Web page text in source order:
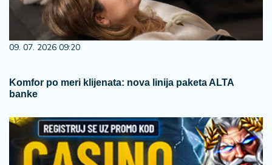
09. 07. 2026 09:20
Komfor po meri klijenata: nova linija paketa ALTA
banke